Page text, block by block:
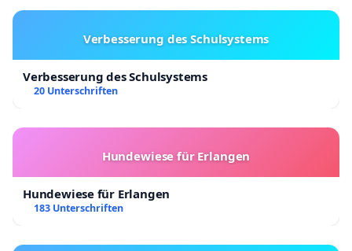
Verbesserung des Schulsystems
Verbesserung des Schulsystems
20 Unterschriften
Hundewiese für Erlangen
Hundewiese für Erlangen
183 Unterschriften